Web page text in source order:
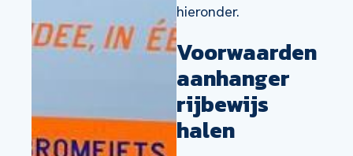
hieronder.
Voorwaarden
aanhanger
rijbewijs
halen